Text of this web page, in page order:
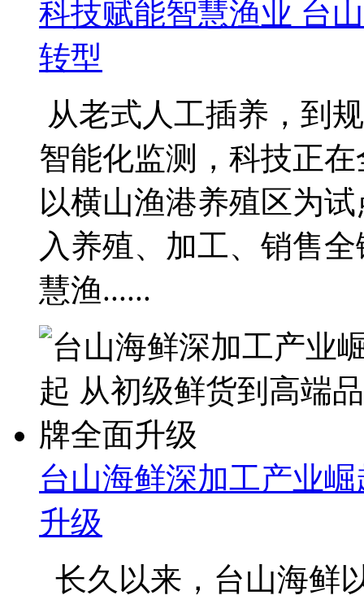
科技赋能智慧渔业 台
转型
从老式人工插养，到
智能化监测，科技正
以横山渔港养殖区为
入养殖、加工、销售
慧渔......
台山海鲜深加工产业
升级
长久以来，台山海鲜